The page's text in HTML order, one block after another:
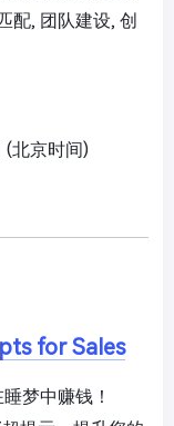
配, 团队建设, 创
(北京时间)
for Sales
梦中赚钱！